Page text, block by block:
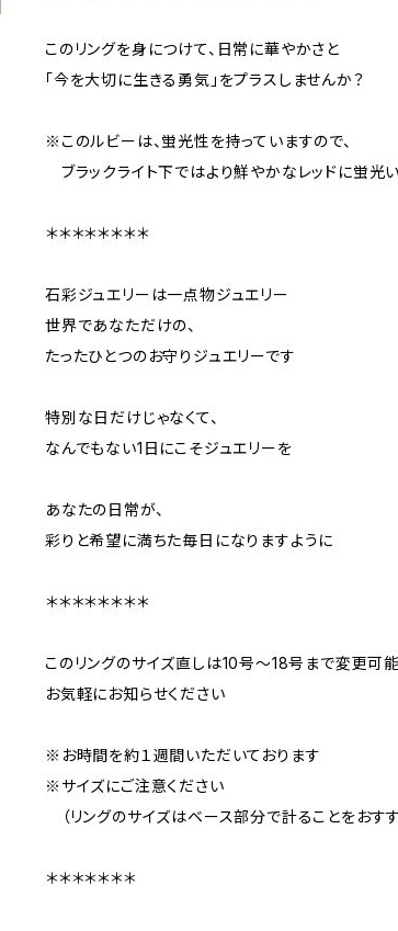
このリングを身につけて、日常に華やかさと
「今を大切に生きる勇気」をプラスしませんか？
※このルビーは、蛍光性を持っていますので、
ブラックライト下ではより鮮やかなレッドに蛍光
＊＊＊＊＊＊＊＊
石彩ジュエリーは一点物ジュエリー
世界であなただけの、
たったひとつのお守りジュエリーです
特別な日だけじゃなくて、
なんでもない1日にこそジュエリーを
あなたの日常が、
彩りと希望に満ちた毎日になりますように
＊＊＊＊＊＊＊＊
このリングのサイズ直しは10号～18号まで変更可
お気軽にお知らせください
※お時間を約１週間いただいております
※サイズにご注意ください
（リングのサイズはベース部分で計ることをおすす
＊＊＊＊＊＊＊